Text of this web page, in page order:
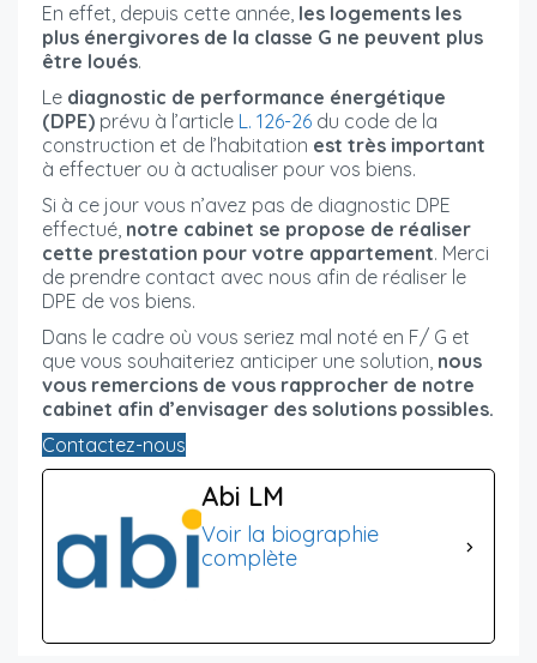
En effet, depuis cette année, les logements les
plus énergivores de la classe G ne peuvent plus
être loués.
Le diagnostic de performance énergétique
(DPE) prévu à l’article L. 126-26 du code de la
construction et de l’habitation est très important
à effectuer ou à actualiser pour vos biens.
Si à ce jour vous n’avez pas de diagnostic DPE
effectué, notre cabinet se propose de réaliser
cette prestation pour votre appartement. Merci
de prendre contact avec nous afin de réaliser le
DPE de vos biens.
Dans le cadre où vous seriez mal noté en F/ G et
que vous souhaiteriez anticiper une solution, nous
vous remercions de vous rapprocher de notre
cabinet afin d’envisager des solutions possibles.
Contactez-nous
Abi LM
Voir la biographie
complète